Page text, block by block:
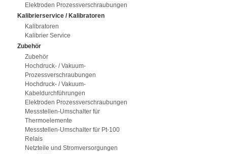
Elektroden Prozessverschraubungen
Kalibrierservice / Kalibratoren
Kalibratoren
Kalibrier Service
Zubehör
Zubehör
Hochdruck- / Vakuum-
Prozessverschraubungen
Hochdruck- / Vakuum-
Kabeldurchführungen
Elektroden Prozessverschraubungen
Messstellen-Umschalter für
Thermoelemente
Messstellen-Umschalter für Pt-100
Relais
Netzteile und Stromversorgungen